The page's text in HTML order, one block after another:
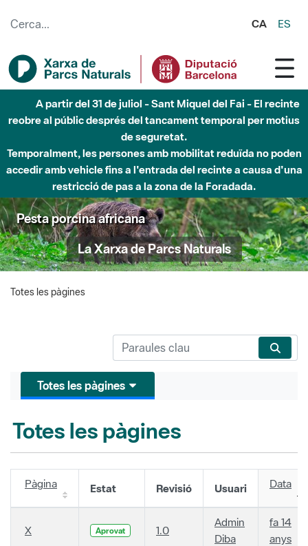
CA ES
A partir del 31 de juliol - Sant Miquel del Fai - El recinte
reobre al públic després del tancament temporal per motius
de seguretat.
Temporalment, les persones amb mobilitat reduïda no poden
accedir amb vehicle fins a l'entrada del recinte a causa d'una
restricció de pas a la zona de la Foradada.
Pesta porcina africana
La Xarxa de Parcs Naturals
Totes les pàgines
Totes les pàgines
Totes les pàgines
Pàgina Estat Revisió Usuari Data
X Aprovat 1.0
Admin
Diba
fa 14
anys